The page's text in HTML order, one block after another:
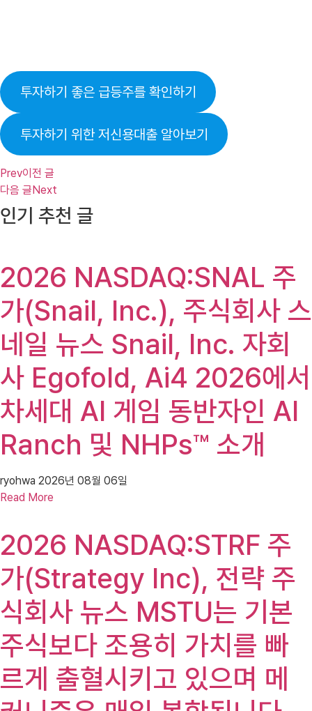
투자하기 좋은 급등주를 확인하기
투자하기 위한 저신용대출 알아보기
Prev이전 글
다음 글 Next
인기 추천 글
2026 NASDAQ:SNAL 주
가(Snail, Inc.), 주식회사 스
네일 뉴스 Snail, Inc. 자회
사 Egofold, Ai4 2026에서
차세대 AI 게임 동반자인 AI
Ranch 및 NHPs™ 소개
ryohwa 2026년 08월 06일
Read More
2026 NASDAQ:STRF 주
가(Strategy Inc), 전략 주
식회사 뉴스 MSTU는 기본
주식보다 조용히 가치를 빠
르게 출혈시키고 있으며 메